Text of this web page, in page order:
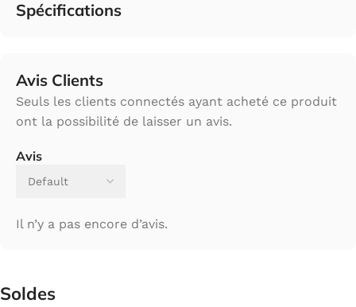
Spécifications
Avis Clients
Avis
Il n’y a pas encore d’avis.
Seuls les clients connectés ayant acheté ce produit
ont la possibilité de laisser un avis.
Soldes